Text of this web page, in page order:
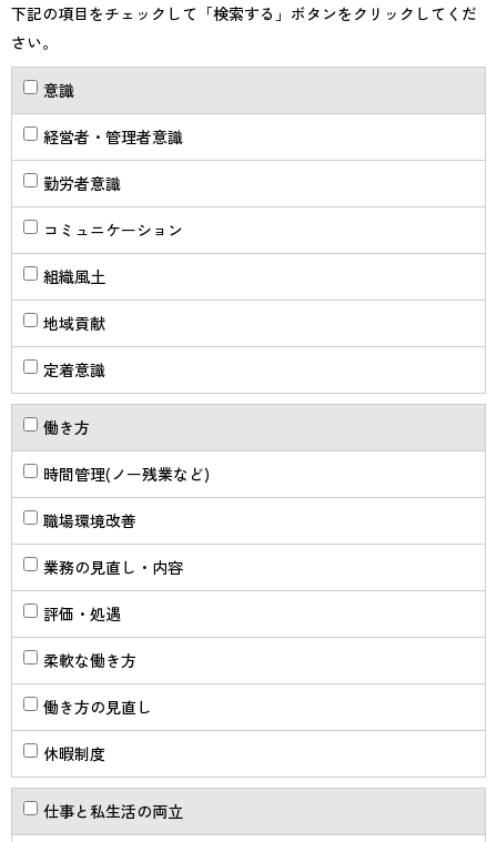
下記の項目をチェックして「検索する」ボタンをクリックしてくだ
さい。
意識
経営者・管理者意識
勤労者意識
コミュニケーション
組織風土
地域貢献
定着意識
働き方
時間管理(ノー残業など)
職場環境改善
業務の見直し・内容
評価・処遇
柔軟な働き方
働き方の見直し
休暇制度
仕事と私生活の両立